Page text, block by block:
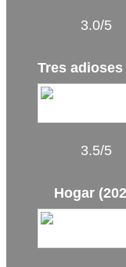
3.0/5
3.5/5
Hogar